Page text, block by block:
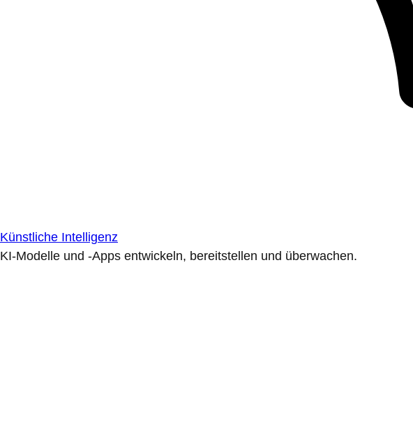
Künstliche Intelligenz
KI-Modelle und -Apps entwickeln, bereitstellen und überwachen.